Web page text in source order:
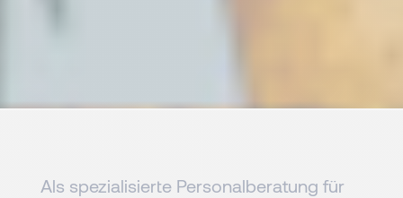
Als spezialisierte Personalberatung für